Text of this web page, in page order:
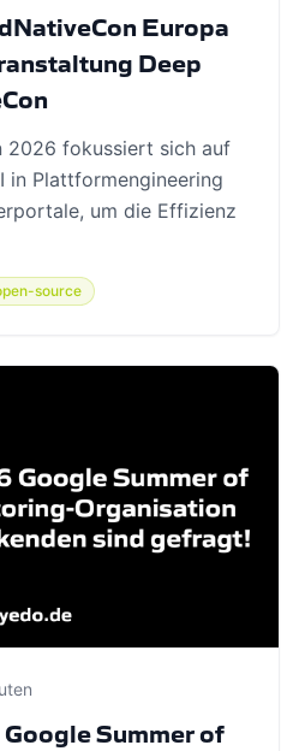
Europa
Deep
2026 fokussiert sich auf
in Plattformengineering
um die Effizienz
source
Summer of